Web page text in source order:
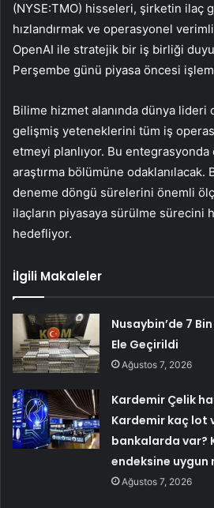
(NYSE:TMO) hisseleri, şirketin ilaç
hızlandırmak ve operasyonel
OpenAI ile stratejik bir iş birliği
Perşembe günü piyasa öncesi
Bilime hizmet alanında dünya lideri
gelişmiş yeteneklerini tüm iş
etmeyi planlıyor. Bu
araştırma bölümüne odaklanılacak.
deneme döngü sürelerini önemli
ilaçların piyasaya sürülme sürecini
hedefliyor.
İlgili Makaleler
Nusaybin’de 7
Ele Geçirildi
Ağustos 7, 2026
Kardemir Çelik
Kardemir kaç lot
bankalarda var?
endeksine uygun
Ağustos 7, 2026